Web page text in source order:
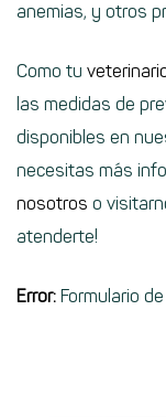
anemias, y otros
Como tu
las medidas de
disponibles en
necesitas más
nosotros o
atenderte!
Error: Formulario